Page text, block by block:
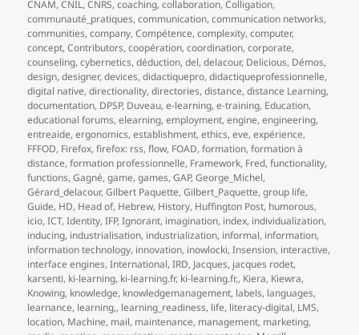
CNAM,CNIL,CNRS,coaching,collaboration,Colligation,
communauté_pratiques,communication,communication networks,
communities,company,Compétence,complexity,computer,
concept,Contributors,coopération,coordination,corporate,
counseling,cybernetics,déduction,del,delacour, Delicious, Démos,
design,designer,devices,didactiquepro,didactiqueprofessionnelle,
digital native,directionality,directories,distance,distance Learning,
documentation, DPSP, Duveau,e-learning,e-training, Education,
educational forums,elearning,employment,engine,engineering,
entreaide,ergonomics,establishment,ethics,eve,expérience,
FFFOD, Firefox,firefox: rss,flow, FOAD,formation,formation à
distance,formation professionnelle, Framework, Fred,functionality,
functions,Gagné,game,games,GAP,George_Michel,
Gérard_delacour,Gilbert Paquette,Gilbert_Paquette,group life,
Guide, HD, Head of, Hebrew, History, Huffington Post, humorous,
icio,ICT,Identity,IFP,Ignorant, imagination, index, individualization,
inducing, industrialisation, industrialization, informal, information,
information technology, innovation, inowlocki,Insension, interactive,
interface engines,International,IRD, Jacques, jacques rodet,
karsenti, ki-learning, ki-learning.fr, ki-learning.fr,, Kiera, Kiewra,
Knowing, knowledge, knowledgemanagement, labels, languages,
learnance, learning,, learning_readiness, life, literacy-digital, LMS,
location, Machine, mail, maintenance, management, marketing,